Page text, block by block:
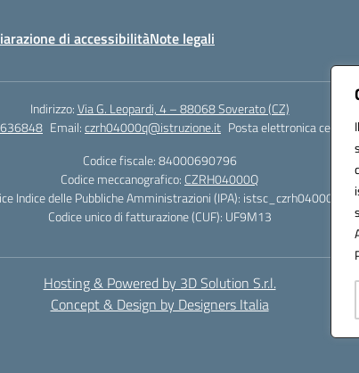
di accessibilitàNote legali
Indirizzo:Via G. Leopardi, 4 – 88068 Soverato (CZ)
Email:czrh04000q@istruzione.it Posta elettronica
Codice fiscale: 84000690796
Codice meccanografico: CZRH04000Q
Indice delle Pubbliche Amministrazioni (IPA): istsc_czrh04000q
Codice unico di fatturazione (CUF): UF9M13
Hosting & Powered by 3D Solution S.r.l.
Concept & Design by Designers Italia